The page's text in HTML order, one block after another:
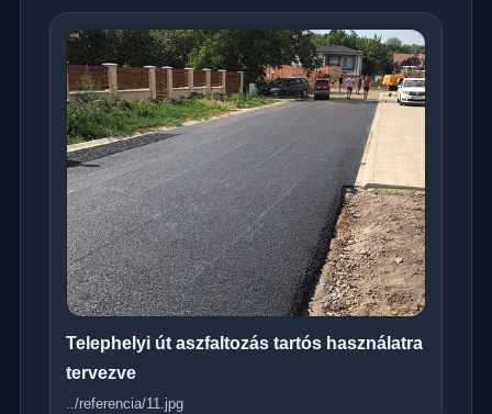
Telephelyi út aszfaltozás tartós használatra
tervezve
../referencia/11.jpg